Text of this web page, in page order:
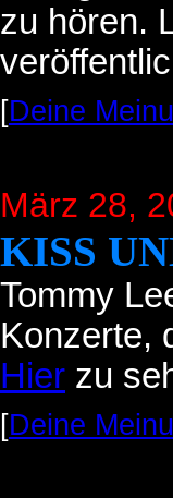
zu hören.
[Deine
März 28,
KISS
Tommy
Konzerte,
Hier zu
[Deine